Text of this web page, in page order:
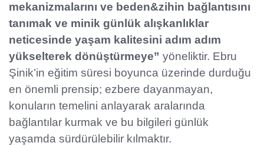
mekanizmalarını ve beden&zihin bağlantısını
tanımak ve minik günlük alışkanlıklar
neticesinde yaşam kalitesini adım adım
yükselterek dönüştürmeye” yöneliktir. Ebru
Şinik’in eğitim süresi boyunca üzerinde durduğu
en önemli prensip; ezbere dayanmayan,
konuların temelini anlayarak aralarında
bağlantılar kurmak ve bu bilgileri günlük
yaşamda sürdürülebilir kılmaktır.